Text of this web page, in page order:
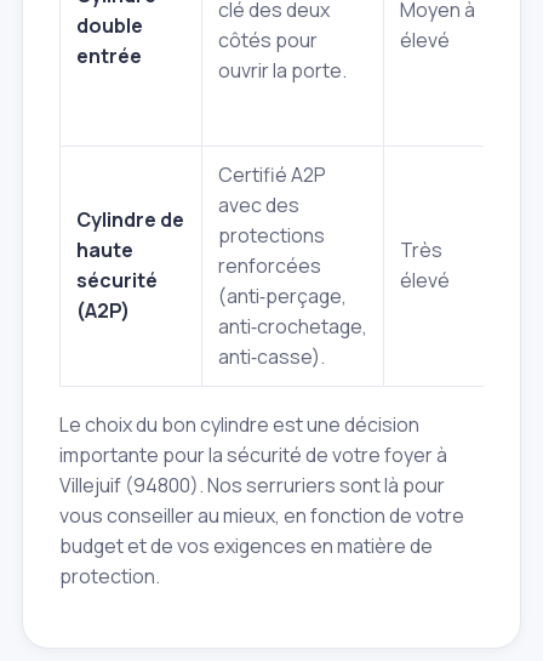
double
entrée
clé des deux
côtés pour
ouvrir la porte.
Moyen à
élevé
Cylindre de
haute
sécurité
(A2P)
Certifié A2P
avec des
protections
renforcées
(anti‑perçage,
anti‑crochetage,
anti‑casse).
Très
élevé
Le choix du bon cylindre est une décision
importante pour la sécurité de votre foyer à
Villejuif (94800). Nos serruriers sont là pour
vous conseiller au mieux, en fonction de votre
budget et de vos exigences en matière de
protection.